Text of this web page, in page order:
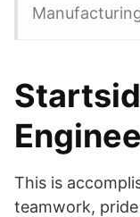
This is
teamwork,